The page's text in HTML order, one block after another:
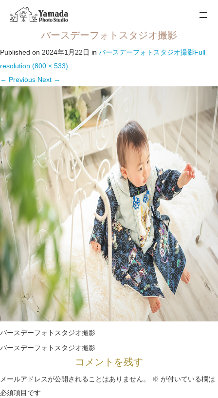
バースデーフォトスタジオ撮影
Published on 2024年1月22日 in バースデーフォトスタジオ撮影Full
resolution (800 × 533)
← Previous Next →
バースデーフォトスタジオ撮影
バースデーフォトスタジオ撮影
コメントを残す
メールアドレスが公開されることはありません。 ※ が付いている欄は
必須項目です